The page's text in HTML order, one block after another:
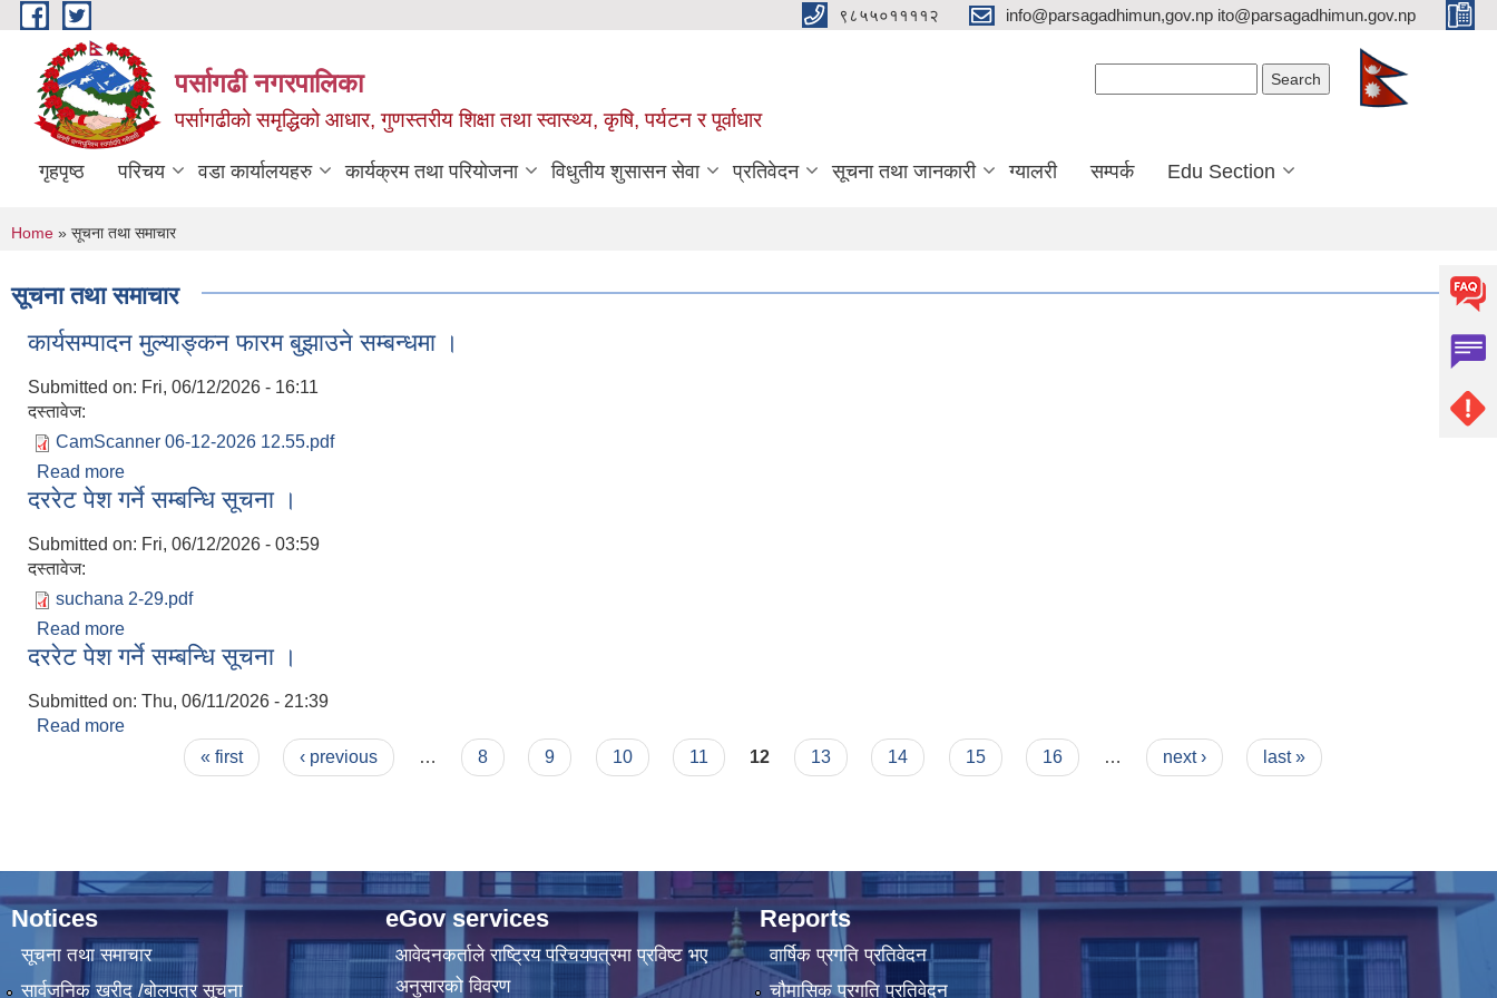
Skip to main content ९८५५०११११२ info@parsagadhimun,gov.np ito@parsagadhimun.gov.np
पर्सागढी नगरपालिका
पर्सागढीको समृद्धिको आधार, गुणस्तरीय शिक्षा तथा स्वास्थ्य, कृषि, पर्यटन र पूर्वाधार
गृहपृष्ठ परिचय वडा कार्यालयहरु कार्यक्रम तथा परियोजना विधुतीय शुसासन सेवा प्रतिवेदन सूचना तथा जानकारी ग्यालरी सम्पर्क Edu Section
You are here
Home » सूचना तथा समाचार
सूचना तथा समाचार
कार्यसम्पादन मुल्याङ्कन फारम बुझाउने सम्बन्धमा ।
Submitted on: Fri, 06/12/2026 - 16:11
दस्तावेज:
CamScanner 06-12-2026 12.55.pdf
Read more
दररेट पेश गर्ने सम्बन्धि सूचना ।
Submitted on: Fri, 06/12/2026 - 03:59
दस्तावेज:
suchana 2-29.pdf
Read more
दररेट पेश गर्ने सम्बन्धि सूचना ।
Submitted on: Thu, 06/11/2026 - 21:39
Read more
« first ‹ previous … 8 9 10 11 12 13 14 15 16 … next › last »
Notices
सूचना तथा समाचार
सार्वजनिक खरीद /बोलपत्र सूचना
eGov services
आवेदनकर्ताले राष्‍ट्रिय परिचयपत्रमा प्रविष्ट भए
अनुसारको विवरण
Reports
वार्षिक प्रगति प्रतिवेदन
चौमासिक प्रगति प्रतिवेदन